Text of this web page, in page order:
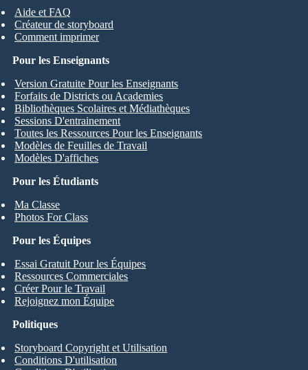
Aide et FAQ
Créateur de storyboard
Comment imprimer
Pour les Étudiants
Ma Classe
Photos For Class
Pour les Enseignants
Version Gratuite Pour les Enseignants
Forfaits de Districts ou Academies
Bibliothèques Scolaires et Médiathèques
Sessions D'entrainement
Toutes les Ressources Pour les Enseignants
Modèles de Feuilles de Travail
Modèles D'affiches
Pour les Équipes
Essai Gratuit Pour les Équipes
Ressources Commerciales
Créer Pour le Travail
Rejoignez mon Équipe
Politiques
Storyboard Copyright et Utilisation
Conditions D'utilisation